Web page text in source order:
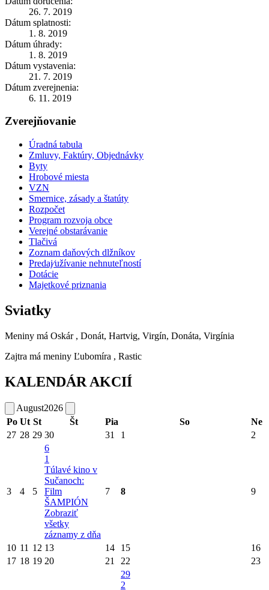
26. 7. 2019
Dátum splatnosti:
1. 8. 2019
Dátum úhrady:
1. 8. 2019
Dátum vystavenia:
21. 7. 2019
Dátum zverejnenia:
6. 11. 2019
Zverejňovanie
Úradná tabula
Zmluvy, Faktúry, Objednávky
Byty
Hrobové miesta
VZN
Smernice, zásady a štatúty
Rozpočet
Program rozvoja obce
Verejné obstarávanie
Tlačivá
Zoznam daňových dlžníkov
Predaj⁄užívanie nehnuteľností
Dotácie
Majetkové priznania
Sviatky
Meniny má Oskár , Donát, Hartvig, Virgín, Donáta, Virgínia
Zajtra má meniny Ľubomíra , Rastic
KALENDÁR AKCIÍ
August2026
Po Ut St Št Pia So
Ne
27 28 29 30 31 1 2
3 4 5
6
1
Túlavé kino v
Sučanoch:
Film
ŠAMPIÓN
Zobraziť
všetky
záznamy z dňa
7 8 9
10 11 12 13 14 15
16
17 18 19 20 21 22
23
29
2